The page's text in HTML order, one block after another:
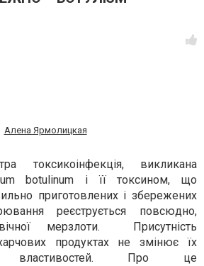
Алена Ярмолицкая
токсикоінфекція, викликана
botulinum і її токсином, що
приготовлених і збережених
реєструється повсюдно,
мерзлоти. Присутність
продуктах не змінює їх
властивостей. Про це